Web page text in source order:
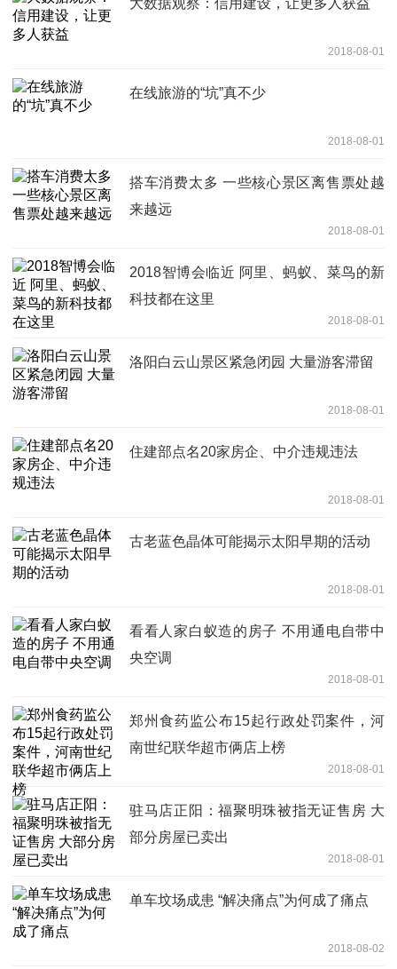
2018-08-01
在线旅游的“坑”真不少
2018-08-01
搭车消费太多 一些核心景区离售票处越
来越远
2018-08-01
2018智博会临近 阿里、蚂蚁、菜鸟的新
科技都在这里
2018-08-01
洛阳白云山景区紧急闭园 大量游客滞留
2018-08-01
住建部点名20家房企、中介违规违法
2018-08-01
古老蓝色晶体可能揭示太阳早期的活动
2018-08-01
看看人家白蚁造的房子 不用通电自带中
央空调
2018-08-01
郑州食药监公布15起行政处罚案件，河
南世纪联华超市俩店上榜
2018-08-01
驻马店正阳：福聚明珠被指无证售房 大
部分房屋已卖出
2018-08-01
单车坟场成患 “解决痛点”为何成了痛点
2018-08-02